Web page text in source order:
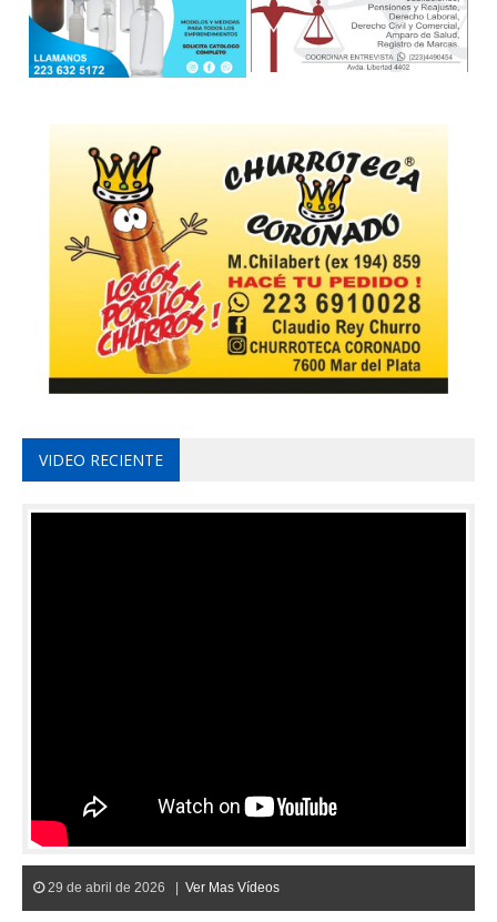
VIDEO RECIENTE
29 de abril de 2026 | Ver Mas Vídeos